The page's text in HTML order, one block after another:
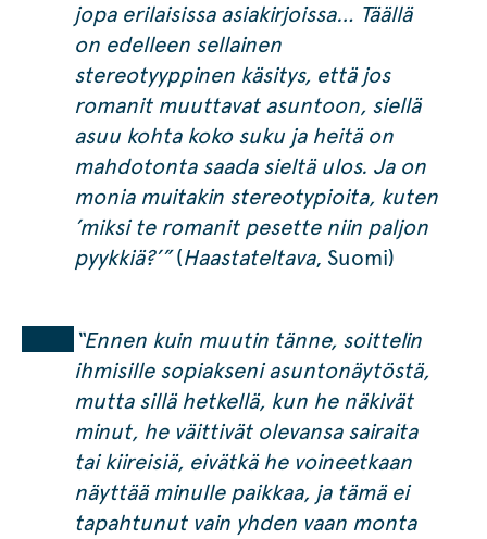
jopa erilaisissa asiakirjoissa… Täällä
on edelleen sellainen
stereotyyppinen käsitys, että jos
romanit muuttavat asuntoon, siellä
asuu kohta koko suku ja heitä on
mahdotonta saada sieltä ulos. Ja on
monia muitakin stereotypioita, kuten
’miksi te romanit pesette niin paljon
pyykkiä?’”(Haastateltava, Suomi)
“Ennen kuin muutin tänne, soittelin
ihmisille sopiakseni asuntonäytöstä,
mutta sillä hetkellä, kun he näkivät
minut, he väittivät olevansa sairaita
tai kiireisiä, eivätkä he voineetkaan
näyttää minulle paikkaa, ja tämä ei
tapahtunut vain yhden vaan monta